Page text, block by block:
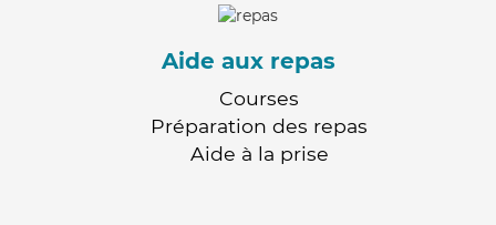
Aide aux repas
Courses
Préparation des repas
Aide à la prise